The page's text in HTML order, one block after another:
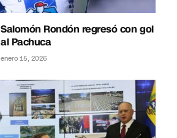
Salomón Rondón regresó con gol
al Pachuca
enero 15, 2026